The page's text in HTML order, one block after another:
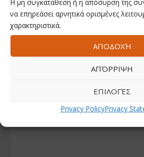
Η μη συγκατάθεση ή η απόσυρση της
να επηρεάσει αρνητικά ορισμένες
χαρακτηριστικά.
ΑΠΟΔΟΧΉ
ΑΠΌΡΡΙΨΗ
ΕΠΙΛΟΓΈΣ
Privacy PolicyPrivacy